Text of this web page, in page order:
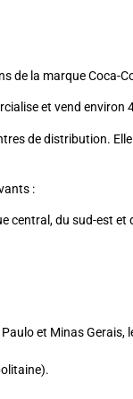
de la marque
et vend
de distribution.
:
central, du sud-est et
et Minas